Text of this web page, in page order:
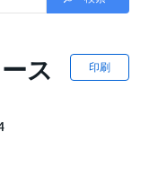
印刷
ス